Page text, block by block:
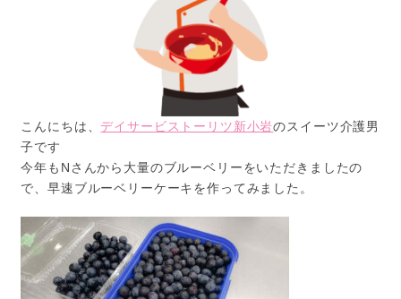
こんにちは、 デイサービストーリツ新小岩のスイーツ介護男
子です
今年もNさんから大量のブルーベリーをいただきましたの
で、早速ブルーベリーケーキを作ってみました。